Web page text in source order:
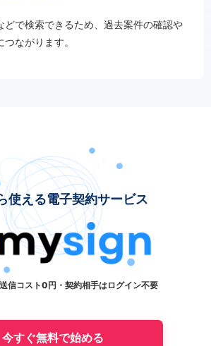
どで検索できるため、過去案件の確認や
ながります。
使える電子契約サービス
信コスト0円・契約相手はログイン不要
今すぐ無料で始める